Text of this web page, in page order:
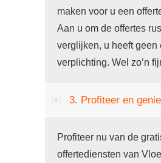
maken voor u een
Aan u om de offertes
verglijken, u heeft geen
verplichting. Wel zo’n
3. Profiteer en
Profiteer nu van de
offertediensten van